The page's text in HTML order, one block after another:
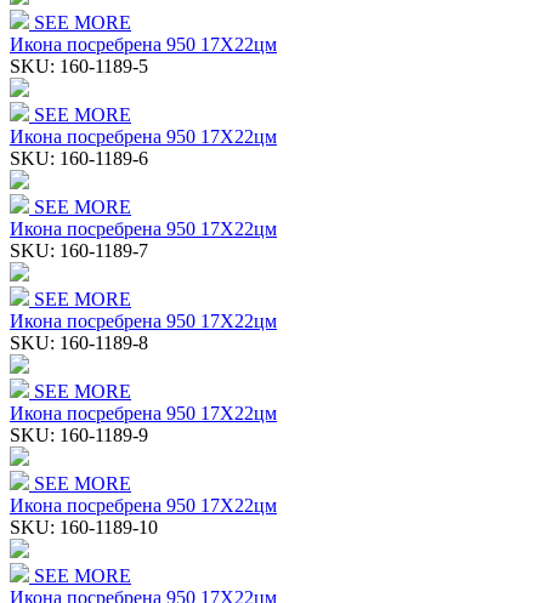
SEE MORE
Икона посребрена 950 17Χ22цм
SKU: 160-1189-5
SEE MORE
Икона посребрена 950 17Χ22цм
SKU: 160-1189-6
SEE MORE
Икона посребрена 950 17Χ22цм
SKU: 160-1189-7
SEE MORE
Икона посребрена 950 17Χ22цм
SKU: 160-1189-8
SEE MORE
Икона посребрена 950 17Χ22цм
SKU: 160-1189-9
SEE MORE
Икона посребрена 950 17Χ22цм
SKU: 160-1189-10
SEE MORE
Икона посребрена 950 17Χ22цм